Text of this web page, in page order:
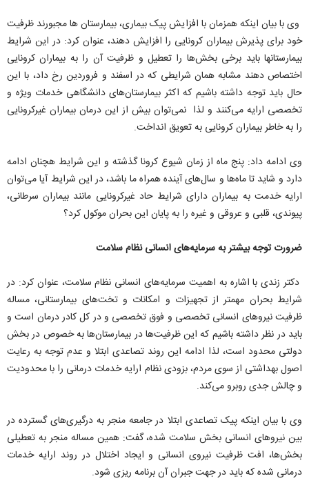
وی با بیان اینکه همزمان با افزایش پیک بیماری، بیمارستان ها مجبورند ظرفیت
خود برای پذیرش بیماران کرونایی را افزایش دهند، عنوان کرد: در این شرایط
بیمارستانها باید برخی بخش‌ها را تعطیل و ظرفیت آن را به بیماران کرونایی
اختصاص دهند مشابه همان شرایطی که در اسفند و فروردین رخ داد، با این
حال باید توجه داشته باشیم که اکثر بیمارستان‌های دانشگاهی خدمات ویژه‌ و
تخصصی ارایه می‌کنند و لذا نمی‌توان بیش از این درمان بیماران غیرکرونایی
را به خاطر بیماران کرونایی به تعویق انداخت.
وی ادامه داد: پنج ماه از زمان شیوع کرونا گذشته و این شرایط هچنان ادامه
دارد و شاید تا ماه‌ها و سال‌های آینده همراه ما باشد، در این شرایط آیا می‌توان
ارایه خدمت به بیماران دارای شرایط حاد غیرکرونایی مانند بیماران سرطانی،
پیوندی، قلبی و عروقی و غیره را به پایان این بحران موکول کرد؟
ضرورت توجه بیشتر به سرمایه‌های انسانی نظام سلامت
دکتر زندی با اشاره به اهمیت سرمایه‌های انسانی نظام سلامت، عنوان کرد: در
شرایط بحران مهمتر از تجهیزات و امکانات و تخت‌های بیمارستانی، مساله
ظرفیت نیروهای انسانی تخصصی و فوق تخصصی و در کل کادر درمان است و
باید در نظر داشته باشیم که این ظرفیت‌ها در بیمارستان‌ها به خصوص در بخش
دولتی محدود است، لذا ادامه این روند تصاعدی ابتلا و عدم توجه به رعایت
اصول بهداشتی از سوی مردم، بزودی نظام ارایه خدمات درمانی را با محدودیت
و چالش جدی روبرو می‌کند.
وی با بیان اینکه پیک تصاعدی ابتلا در جامعه منجر به درگیری‌های گسترده در
بین نیروهای انسانی بخش سلامت شده، گفت: همین مساله منجر به تعطیلی
بخش‌ها، افت ظرفیت نیروی انسانی و ایجاد اختلال در روند ارایه خدمات
درمانی شده که باید در جهت جبران آن برنامه ریزی شود.